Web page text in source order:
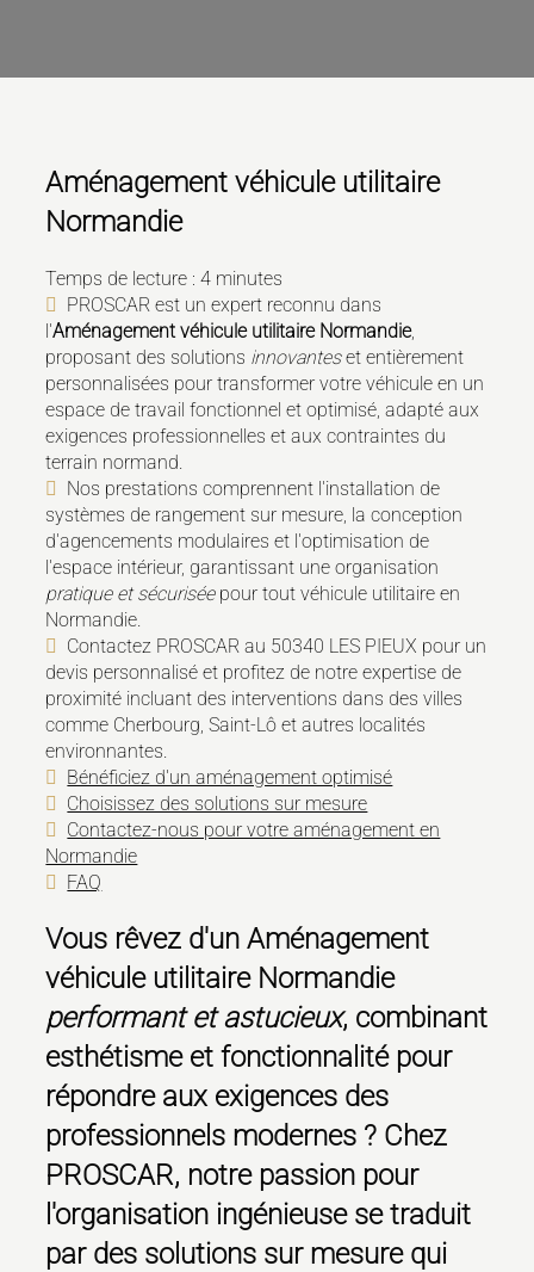
Aménagement véhicule utilitaire
Normandie
Temps de lecture : 4 minutes
PROSCAR est un expert reconnu dans
l'Aménagement véhicule utilitaire Normandie,
proposant des solutions innovanteset entièrement
personnalisées pour transformer votre véhicule en un
espace de travail fonctionnel et optimisé, adapté aux
exigences professionnelles et aux contraintes du
terrain normand.
Nos prestations comprennent l'installation de
systèmes de rangement sur mesure, la conception
d'agencements modulaires et l'optimisation de
l'espace intérieur, garantissant une organisation
pratique et sécuriséepour tout véhicule utilitaire en
Normandie.
Contactez PROSCAR au 50340 LES PIEUX pour un
devis personnalisé et profitez de notre expertise de
proximité incluant des interventions dans des villes
comme Cherbourg, Saint-Lô et autres localités
environnantes.
Bénéficiez d'un aménagement optimisé
Choisissez des solutions sur mesure
Contactez-nous pour votre aménagement en
Normandie
FAQ
Vous rêvez d'unAménagement
véhicule utilitaire Normandie
performant et astucieux, combinant
esthétisme et fonctionnalité pour
répondre aux exigences des
professionnels modernes ? Chez
PROSCAR, notre passion pour
l'organisation ingénieuse se traduit
par des solutions sur mesure qui